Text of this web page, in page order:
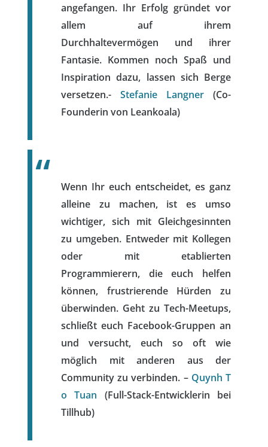
angefangen. Ihr Erfolg gründet vor
allem auf ihrem
Durchhaltevermögen und ihrer
Fantasie. Kommen noch Spaß und
Inspiration dazu, lassen sich Berge
versetzen.- Stefanie Langner (Co-
Founderin von Leankoala)
Wenn Ihr euch entscheidet, es ganz
alleine zu machen, ist es umso
wichtiger, sich mit Gleichgesinnten
zu umgeben. Entweder mit Kollegen
oder mit etablierten
Programmierern, die euch helfen
können, frustrierende Hürden zu
überwinden. Geht zu Tech-Meetups,
schließt euch Facebook-Gruppen an
und versucht, euch so oft wie
möglich mit anderen aus der
Community zu verbinden. – Quynh T
o Tuan (Full-Stack-Entwicklerin bei
Tillhub)